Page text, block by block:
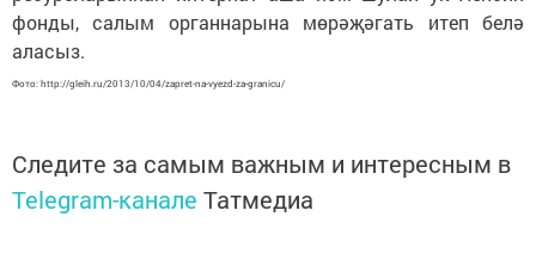
фонды, салым органнарына мөрәҗәгать итеп белә
аласыз.
Фото: http://gleih.ru/2013/10/04/zapret-na-vyezd-za-granicu/
Следите за самым важным и интересным в
Telegram-канале Татмедиа